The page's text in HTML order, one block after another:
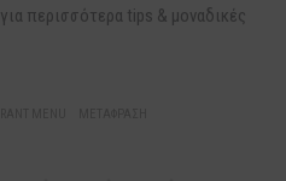
για περισσότερα tips & μοναδικές